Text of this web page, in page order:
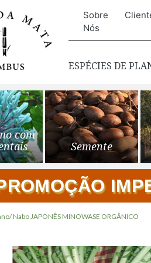
Sobre
Nós
ESPÉCIES DE
com
Semente
Nabo JAPONÊS MINOWASE ORGÂNICO